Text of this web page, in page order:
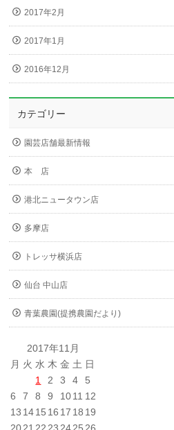
2017年2月
2017年1月
2016年12月
カテゴリー
園芸店舗最新情報
本 店
港北ニュータウン店
多摩店
トレッサ横浜店
仙台 中山店
青葉農園(提携農園だより)
2017年11月
月 火 水 木 金 土 日
1
2 3 4
5
6
7 8 9 1011 12
13 1415 16 17 18 19